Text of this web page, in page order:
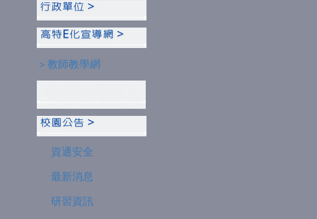
＞教師教學網
資通安全
最新消息
研習資訊